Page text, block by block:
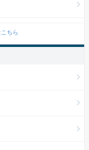
ちら